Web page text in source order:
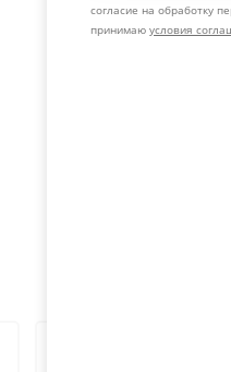
согласие на обработку
принимаю условия